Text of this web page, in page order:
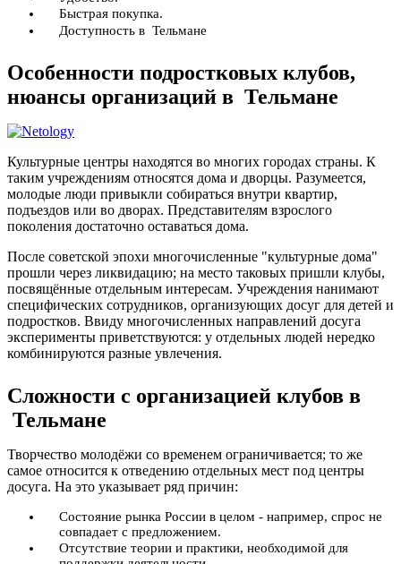
Быстрая покупка.
Доступность в Тельмане
Особенности подростковых клубов,
нюансы организаций в Тельмане
Культурные центры находятся во многих городах страны. К
таким учреждениям относятся дома и дворцы. Разумеется,
молодые люди привыкли собираться внутри квартир,
подъездов или во дворах. Представителям взрослого
поколения достаточно оставаться дома.
После советской эпохи многочисленные "культурные дома"
прошли через ликвидацию; на место таковых пришли клубы,
посвящённые отдельным интересам. Учреждения нанимают
специфических сотрудников, организующих досуг для детей и
подростков. Ввиду многочисленных направлений досуга
эксперименты приветствуются: у отдельных людей нередко
комбинируются разные увлечения.
Сложности с организацией клубов в
Тельмане
Творчество молодёжи со временем ограничивается; то же
самое относится к отведению отдельных мест под центры
досуга. На это указывает ряд причин:
Состояние рынка России в целом - например, спрос не
совпадает с предложением.
Отсутствие теории и практики, необходимой для